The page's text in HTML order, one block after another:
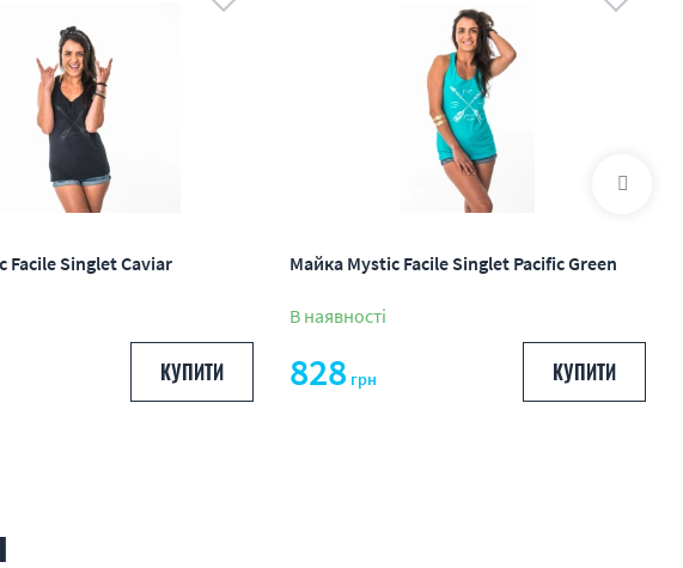
Facile Singlet Caviar
КУПИТИ
Майка Mystic Facile Singlet Pacific Green
В наявності
828 грн КУПИТИ